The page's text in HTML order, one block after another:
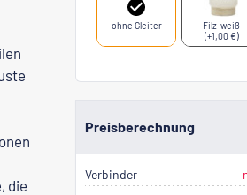
ohne Gleiter
Filz-weiß
(+1,00 €)
Preisberechnung
Verbinder
die